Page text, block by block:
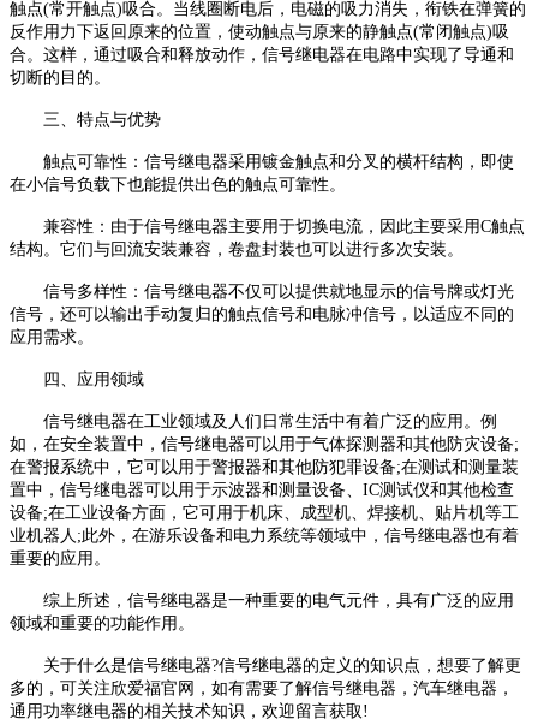
触点(常开触点)吸合。当线圈断电后，电磁的吸力消失，衔铁在弹簧的
反作用力下返回原来的位置，使动触点与原来的静触点(常闭触点)吸
合。这样，通过吸合和释放动作，信号继电器在电路中实现了导通和
切断的目的。
三、特点与优势
触点可靠性：信号继电器采用镀金触点和分叉的横杆结构，即使
在小信号负载下也能提供出色的触点可靠性。
兼容性：由于信号继电器主要用于切换电流，因此主要采用C触点
结构。它们与回流安装兼容，卷盘封装也可以进行多次安装。
信号多样性：信号继电器不仅可以提供就地显示的信号牌或灯光
信号，还可以输出手动复归的触点信号和电脉冲信号，以适应不同的
应用需求。
四、应用领域
信号继电器在工业领域及人们日常生活中有着广泛的应用。例
如，在安全装置中，信号继电器可以用于气体探测器和其他防灾设备;
在警报系统中，它可以用于警报器和其他防犯罪设备;在测试和测量装
置中，信号继电器可以用于示波器和测量设备、IC测试仪和其他检查
设备;在工业设备方面，它可用于机床、成型机、焊接机、贴片机等工
业机器人;此外，在游乐设备和电力系统等领域中，信号继电器也有着
重要的应用。
综上所述，信号继电器是一种重要的电气元件，具有广泛的应用
领域和重要的功能作用。
关于什么是信号继电器?信号继电器的定义的知识点，想要了解更
多的，可关注欣爱福官网，如有需要了解信号继电器，汽车继电器，
通用功率继电器的相关技术知识，欢迎留言获取!